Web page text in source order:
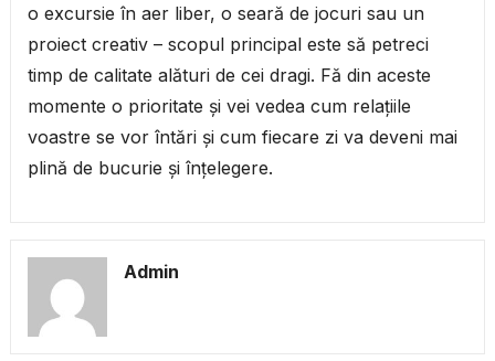
o excursie în aer liber, o seară de jocuri sau un
proiect creativ – scopul principal este să petreci
timp de calitate alături de cei dragi. Fă din aceste
momente o prioritate și vei vedea cum relațiile
voastre se vor întări și cum fiecare zi va deveni mai
plină de bucurie și înțelegere.
Admin